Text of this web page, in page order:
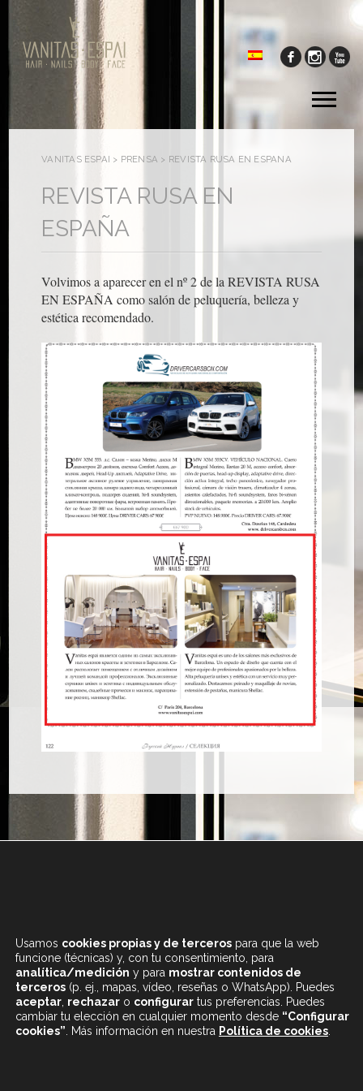
VANITAS ESPAI > PRENSA > REVISTA RUSA EN ESPAÑA
REVISTA RUSA EN
ESPAÑA
Volvimos a aparecer en el nº 2 de la REVISTA RUSA
EN ESPAÑA como salón de peluquería, belleza y
estética recomendado.
DE 9.30 A 20H
Usamos cookies propias y de terceros para que la web
funcione (técnicas) y, con tu consentimiento, para
analítica/medición y para mostrar contenidos de
terceros (p. ej., mapas, vídeo, reseñas o WhatsApp). Puedes
aceptar rechazar o configurar tus preferencias. Puedes
cambiar tu elección en cualquier momento desde “Configurar
cookies” . Más información en nuestra Política de cookies